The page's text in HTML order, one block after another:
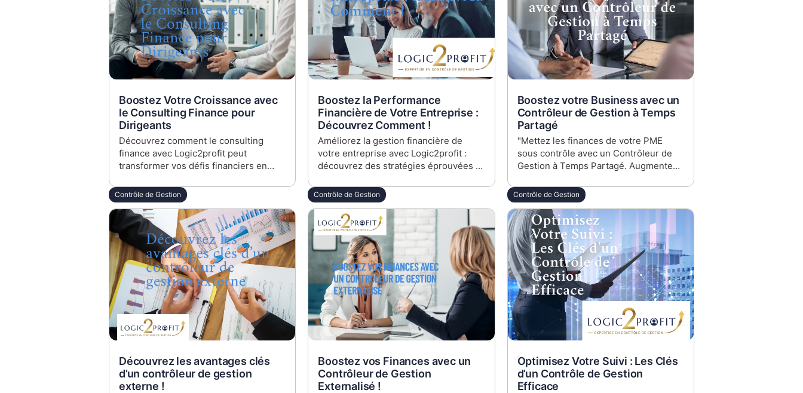
Boostez Votre Croissance avec
le Consulting Finance pour
Dirigeants
Découvrez comment le consulting
finance avec Logic2profit peut
transformer vos défis financiers en
Spécialement conçu pour dirigeants,
CFO et DAF d'ETI, notre approche vous
aide à optimiser les ressources et à
piloter efficacement votre entreprise
vers un succès durable.
Boostez la Performance
Financière de Votre Entreprise :
Découvrez Comment !
Améliorez la gestion financière de
votre entreprise avec Logic2profit :
découvrez des stratégies éprouvées et
coûts, améliorer la rentabilité, et
transformer les défis en opportunités.
Idéal pour les CFO, DAF, et dirigeants
d'ETI.
Boostez votre Business avec un
Contrôleur de Gestion à Temps
Partagé
"Mettez les finances de votre PME
sous contrôle avec un Contrôleur de
Gestion à Temps Partagé. Augmentez
emploi plein temps. Cliquez ici pour
découvrir comment chez Logic2profit."
Contrôle de Gestion
Découvrez les avantages clés
d’un contrôleur de gestion
externe !
Contrôle de Gestion
Boostez vos Finances avec un
Contrôleur de Gestion
Externalisé !
Contrôle de Gestion
Optimisez Votre Suivi : Les Clés
d’un Contrôle de Gestion
Efficace